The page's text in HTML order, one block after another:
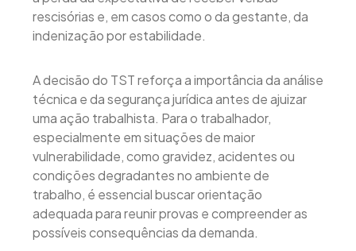
rescisórias e, em casos como o da gestante, da
indenização por estabilidade.
A decisão do TST reforça a importância da análise
técnica e da segurança jurídica antes de ajuizar
uma ação trabalhista. Para o trabalhador,
especialmente em situações de maior
vulnerabilidade, como gravidez, acidentes ou
condições degradantes no ambiente de
trabalho, é essencial buscar orientação
adequada para reunir provas e compreender as
possíveis consequências da demanda.